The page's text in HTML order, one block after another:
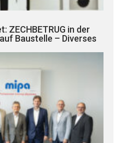
ZECHBETRUG in der
Baustelle – Diverses